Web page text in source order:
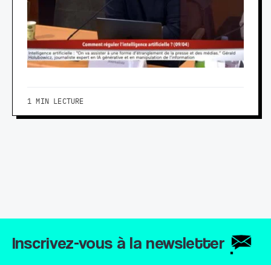
1 MIN LECTURE
Inscrivez-vous à la newsletter